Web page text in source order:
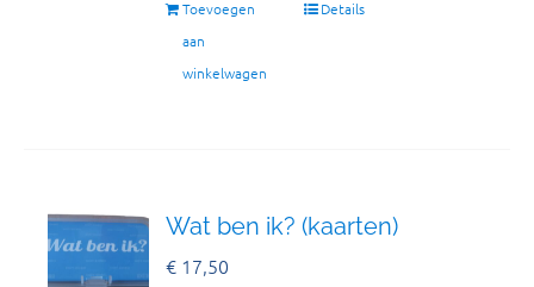
Toevoegen
aan
winkelwagen
Details
Wat ben ik? (kaarten)
€ 17,50